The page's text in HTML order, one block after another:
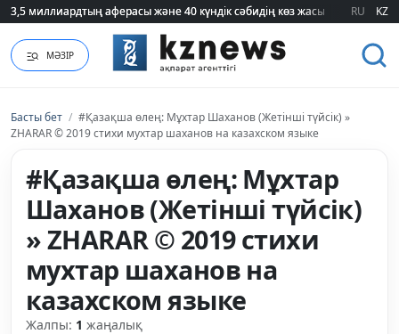
3,5 миллиардтың аферасы және 40 күндік сәбидің көз жасы:
3,5 миллиардтың аферасы және 40 күндік сәбидің көз жасы: RU KZ
МӘЗІР
Басты бет / #Қазақша өлең: Мұхтар Шаханов (Жетінші түйсік) »
ZHARAR © 2019 стихи мухтар шаханов на казахском языке
#Қазақша өлең: Мұхтар
Шаханов (Жетінші түйсік)
» ZHARAR © 2019 стихи
мухтар шаханов на
казахском языке
Жалпы: 1 жаңалық